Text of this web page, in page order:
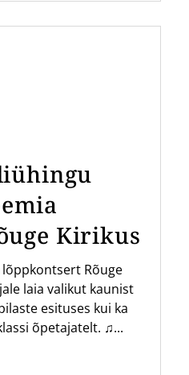
Kirikus
lõppkontsert Rõuge
laia valikut kaunist
esituses kui ka
õpetajatelt. ♫...